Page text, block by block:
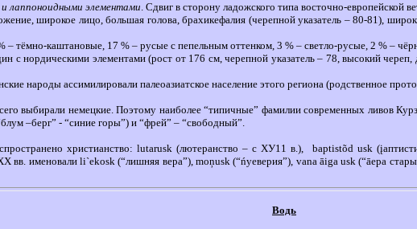
лаппоноидными элементами. Сдвиг в сторону ладожского типа восточно-европейской
широкое лицо, большая голова, брахикефалия (черепной указатель – 80-81),
тёмно-каштановые, 17 % – русые с пепельным оттенком, 3 % – светло-русые, 2 % –
с нордическими элементами (рост от 176 см, черепной указатель – 78, высокий
народы ассимилировали палеоазиатское население этого региона (родственное
выбирали немецкие. Поэтому наиболее “типичные” фамилии современных ливов
–берг” - “синие горы”) и “фрей” – “свободный”.
христианство: lutarusk (лютеранство – с ХУ11 в.), baptistõd usk
вв. именовали li`ekosk (“лишняя вера”),moņusk (“ńуеверия”), vana āiga usk (“āера
Водь